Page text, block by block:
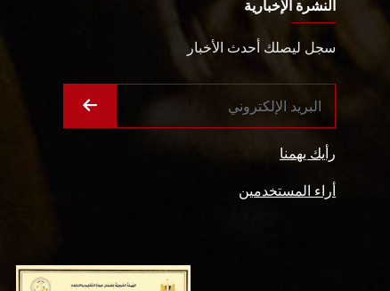
النشرة الإخبارية
سجل ليصلك أحدث الأخبار
رأيك يهمنا
أراء المستخدمين